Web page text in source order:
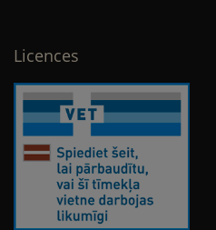
Licences